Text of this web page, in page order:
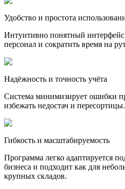
Удобство и простота
Интуитивно понятный интерфейс
персонал и сократить время на
Надёжность и точность учёта
Система минимизирует ошибки
избежать недостач и пересортицы.
Гибкость и масштабируемость
Программа легко адаптируется
бизнеса и подходит как для
крупных складов.